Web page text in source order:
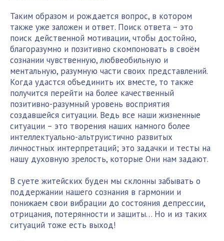
Таким образом и рождается вопрос, в котором
также уже заложен и ответ. Поиск ответа – это
поиск действенной мотивации, чтобы достойно,
благоразумно и позитивно скомпоновать в своём
сознании чувственную, любвеобильную и
ментальную, разумную части своих представлений.
Когда удастся объединить их вместе, то также
получится перейти на более качественный
позитивно-разумный уровень восприятия
создавшейся ситуации. Ведь все наши жизненные
ситуации – это творения наших намного более
интеллектуально-альтруистично развитых
личностных интерпретаций; это задачки и тесты на
нашу духовную зрелость, которые Они нам задают.
В суете житейских буден мы склонны забывать о
поддержании нашего сознания в гармонии и
понижаем свои вибрации до состояния депрессии,
отрицания, потерянности и защиты… Но и из таких
ситуаций тоже есть выход!